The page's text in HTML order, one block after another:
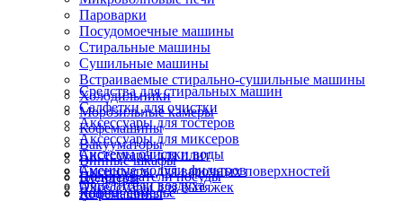
Пароварки
Посудомоечные машины
Стиральные машины
Сушильные машины
Встраиваемые стирально-сушильные машины
Холодильники
Морозильные камеры
Кофемашины
Вакууматоры
Винные шкафы
Подогреватели посуды
Ящики сомелье
Блендеры
Кофемашины
Очистители воздуха
Системы очистки воды
Сменные модули фильтров
Аксессуары для тостеров
Аксессуары для миксеров
Аксессуары для плит
Аксессуары для варочных поверхностей
Аксессуары для вытяжек
Средства для стиральных машин
Салфетки для очистки